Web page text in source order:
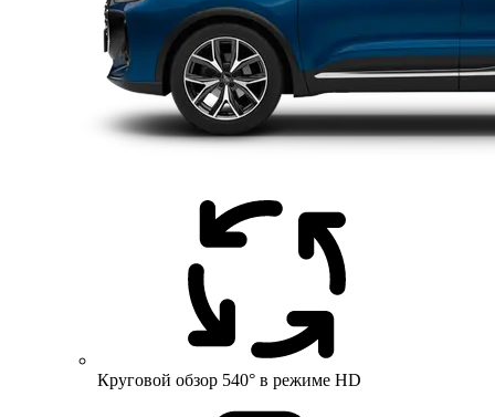
Круговой обзор 540° в режиме HD